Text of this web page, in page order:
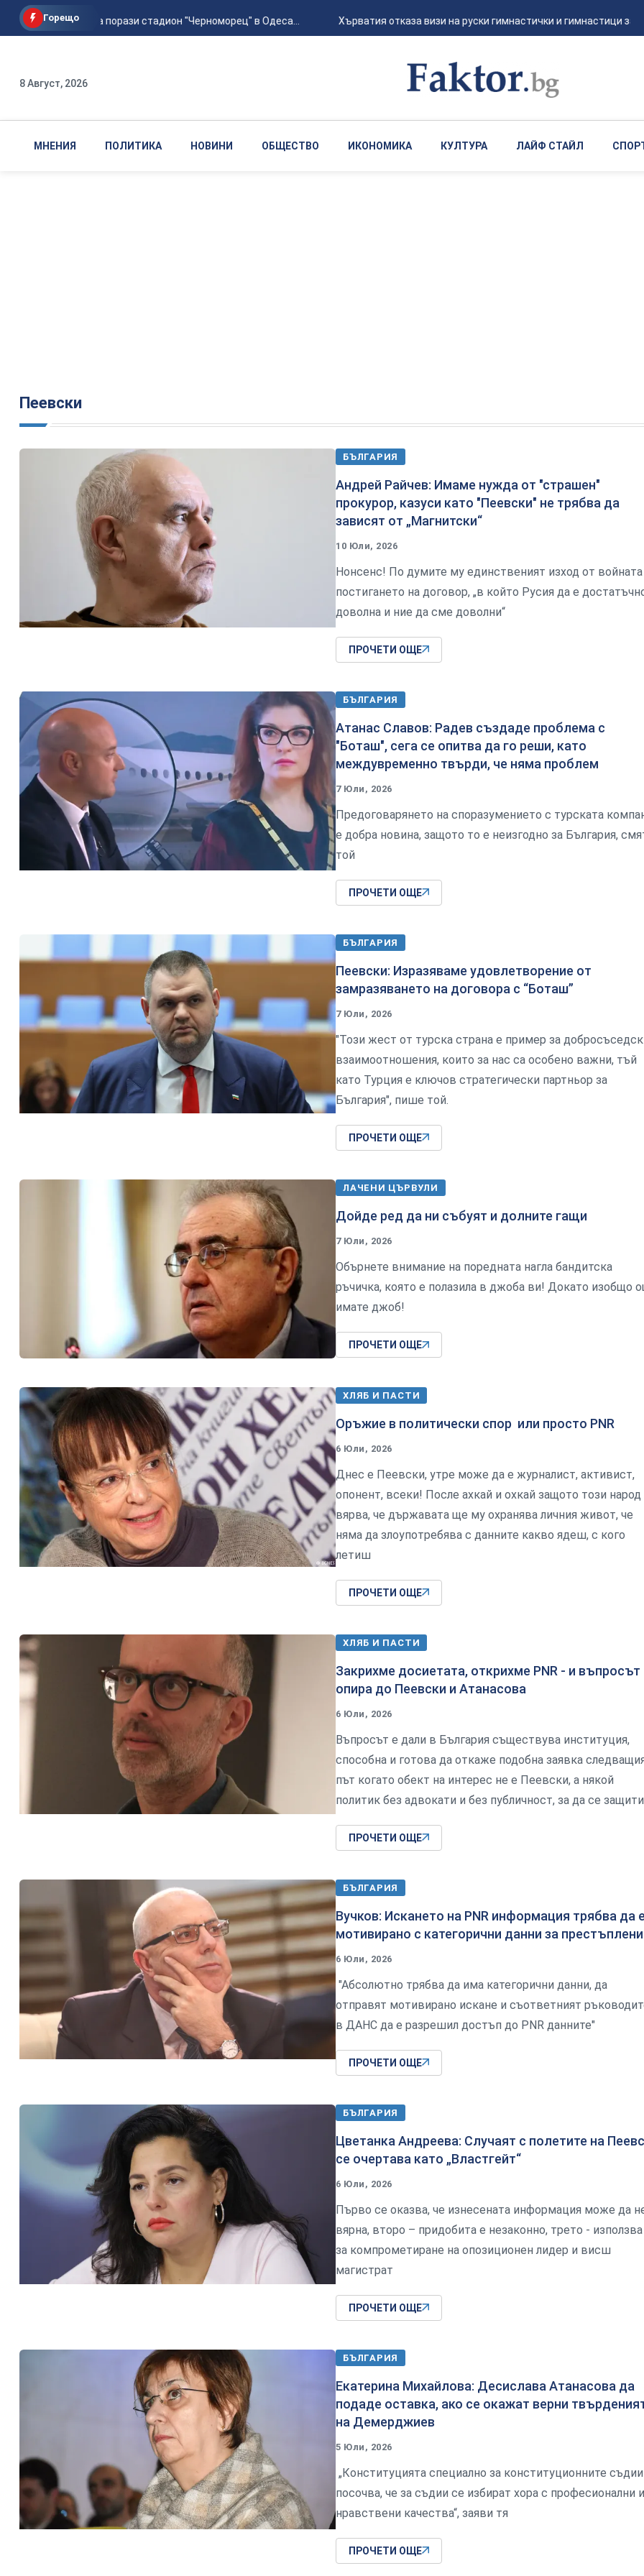
Горещо
Руска атака порази стадион "Черноморец" в Одеса... Хърватия отказа визи на руски гимнастички и гимнастици за
8 Август, 2026
МНЕНИЯ ПОЛИТИКА НОВИНИ ОБЩЕСТВО ИКОНОМИКА КУЛТУРА ЛАЙФ СТАЙЛ
Пеевски
БЪЛГАРИЯ
Андрей Райчев: Имаме нужда от "страшен"
прокурор, казуси като "Пеевски" не трябва да
зависят от „Магнитски“
10 Юли, 2026
Нонсенс! По думите му единственият изход от
постигането на договор, „в който Русия да е
доволна и ние да сме доволни“
ПРОЧЕТИ ОЩЕ
БЪЛГАРИЯ
Атанас Славов: Радев създаде проблема с
"Боташ", сега се опитва да го реши, като
междувременно твърди, че няма проблем
7 Юли, 2026
Предоговарянето на споразумението с турската
е добра новина, защото то е неизгодно за България,
той
ПРОЧЕТИ ОЩЕ
БЪЛГАРИЯ
Пеевски: Изразяваме удовлетворение от
замразяването на договора с “Боташ”
7 Юли, 2026
"Този жест от турска страна е пример за
взаимоотношения, които за нас са особено важни, тъй
като Турция е ключов стратегически партньор за
България", пише той.
ПРОЧЕТИ ОЩЕ
ЛАЧЕНИ ЦЪРВУЛИ
Дойде ред да ни събуят и долните гащи
7 Юли, 2026
Обърнете внимание на поредната нагла бандитска
ръчичка, която е полазила в джоба ви! Докато изобщо
имате джоб!
ПРОЧЕТИ ОЩЕ
ХЛЯБ И ПАСТИ
Оръжие в политически спор или просто PNR
6 Юли, 2026
Днес е Пеевски, утре може да е журналист, активист,
опонент, всеки! После ахкай и охкай защото този народ
вярва, че държавата ще му охранява личния живот, че
няма да злоупотребява с данните какво ядеш, с кого
летиш
ПРОЧЕТИ ОЩЕ
ХЛЯБ И ПАСТИ
Закрихме досиетата, открихме PNR - и въпросът
опира до Пеевски и Атанасова
6 Юли, 2026
Въпросът е дали в България съществува институция,
способна и готова да откаже подобна заявка
път когато обект на интерес не е Пеевски, а някой
политик без адвокати и без публичност, за да се защити
ПРОЧЕТИ ОЩЕ
БЪЛГАРИЯ
Вучков: Искането на PNR информация трябва да
мотивирано с категорични данни за
6 Юли, 2026
"Абсолютно трябва да има категорични данни, да
отправят мотивирано искане и съответният
в ДАНС да е разрешил достъп до PNR данните"
ПРОЧЕТИ ОЩЕ
БЪЛГАРИЯ
Цветанка Андреева: Случаят с полетите на
се очертава като „Властгейт“
6 Юли, 2026
Първо се оказва, че изнесената информация може да
вярна, второ – придобита е незаконно, трето -
за компрометиране на опозиционен лидер и висш
магистрат
ПРОЧЕТИ ОЩЕ
БЪЛГАРИЯ
Екатерина Михайлова: Десислава Атанасова да
подаде оставка, ако се окажат верни
на Демерджиев
5 Юли, 2026
„Конституцията специално за конституционните съдии
посочва, че за съдии се избират хора с професионални и
нравствени качества“, заяви тя
ПРОЧЕТИ ОЩЕ